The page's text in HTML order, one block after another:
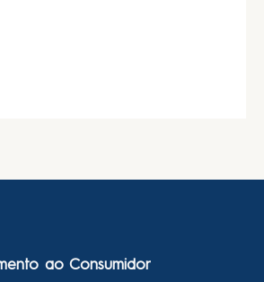
ao Consumidor